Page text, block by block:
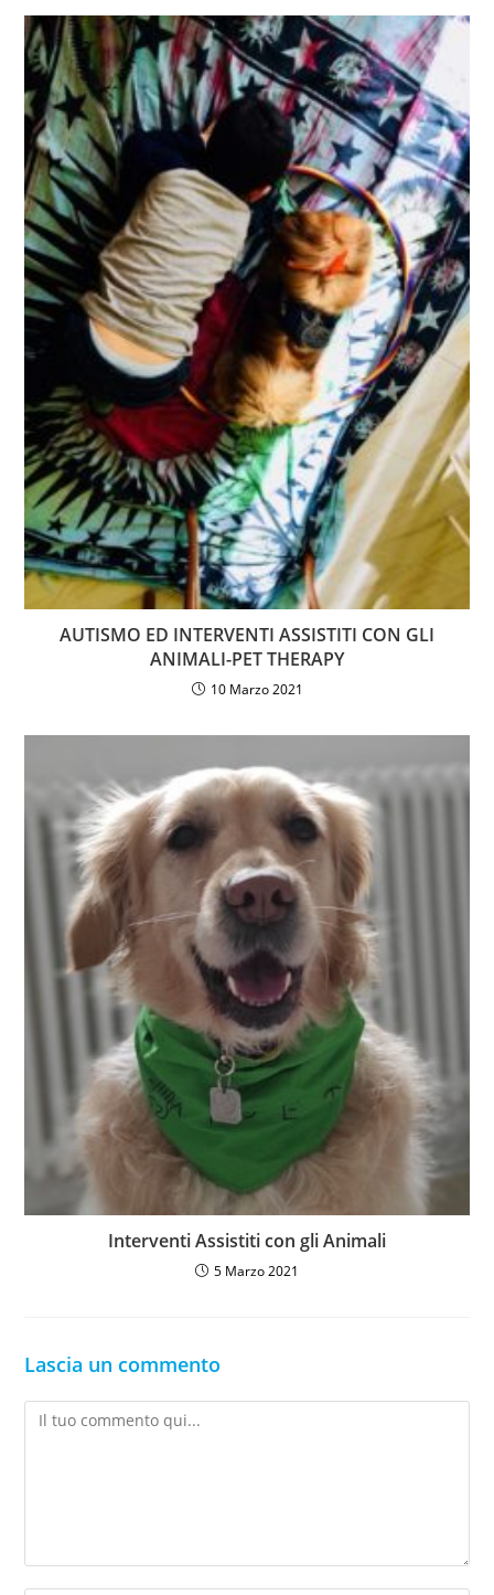
AUTISMO ED INTERVENTI ASSISTITI CON GLI
ANIMALI-PET THERAPY
10 Marzo 2021
Interventi Assistiti con gli Animali
5 Marzo 2021
Lascia un commento